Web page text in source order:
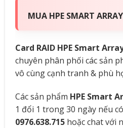
MUA HPE SMART
Card RAID HPE Smart
chuyên phân phối các sản
vô cùng cạnh tranh & phù
Các sản phẩm HPE Smart
1 đổi 1 trong 30 ngày nếu
0976.638.715 hoặc chat với